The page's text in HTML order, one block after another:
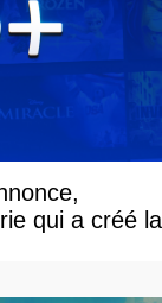
qui a créé la